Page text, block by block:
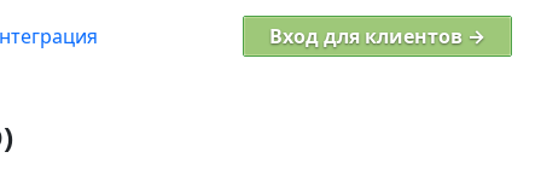
Вход для клиентов →